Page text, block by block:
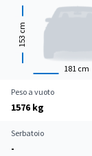
181 cm
153
cm
Peso a vuoto
1576 kg
Serbatoio
-